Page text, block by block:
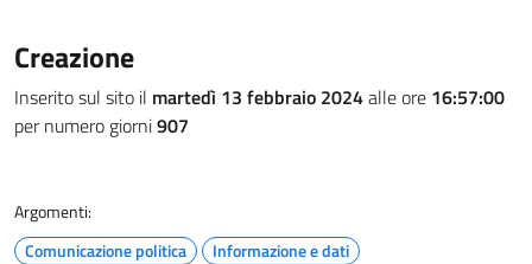
Creazione
Inserito sul sito il martedì 13 febbraio 2024alle ore 16:57:00
per numero giorni907
Argomenti:
Comunicazione politica
Informazione e dati